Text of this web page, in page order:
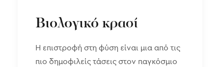
Βιολογικό κρασί
Η επιστροφή στη φύση είναι μια από τις
πιο δημοφιλείς τάσεις στον παγκόσμιο